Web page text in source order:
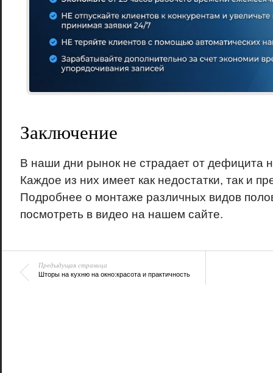
Заключение
В наши дни рынок не страдает от дефицита
Каждое из них имеет как недостатки, так и
Подробнее о монтаже различных видов
посмотреть в видео на нашем сайте.
Предыдущая страница
Шторы на кухню на окно:красота и практичность